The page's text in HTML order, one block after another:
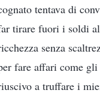
tentava di
tirare fuori i soldi
senza
fare affari come gli
a truffare i